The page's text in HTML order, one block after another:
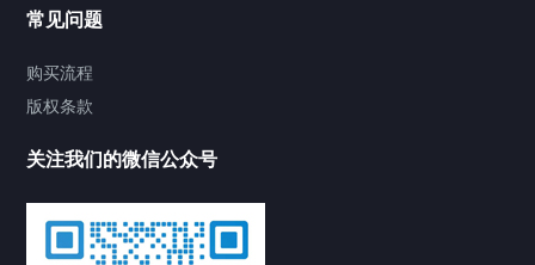
常见问题
购买流程
版权条款
关注我们的微信公众号